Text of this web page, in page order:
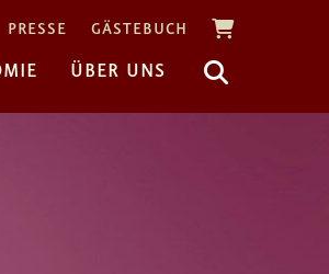
PRESSE GÄSTEBUCH
ÜBER UNS